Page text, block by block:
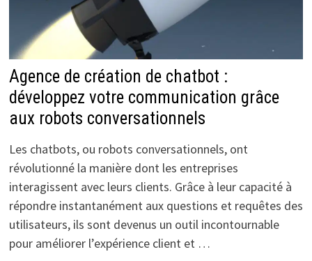
Agence de création de chatbot :
développez votre communication grâce
aux robots conversationnels
Les chatbots, ou robots conversationnels, ont
révolutionné la manière dont les entreprises
interagissent avec leurs clients. Grâce à leur capacité à
répondre instantanément aux questions et requêtes des
utilisateurs, ils sont devenus un outil incontournable
pour améliorer l’expérience client et …